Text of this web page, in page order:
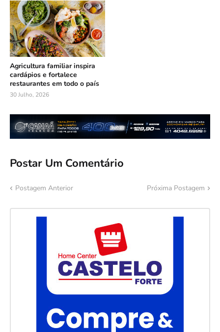
Agricultura familiar inspira
cardápios e fortalece
restaurantes em todo o país
30 Julho, 2026
Postar Um Comentário
Postagem Anterior Próxima Postagem